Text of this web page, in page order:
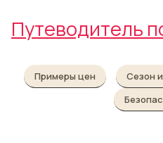
Путеводитель
Примеры цен Сезон